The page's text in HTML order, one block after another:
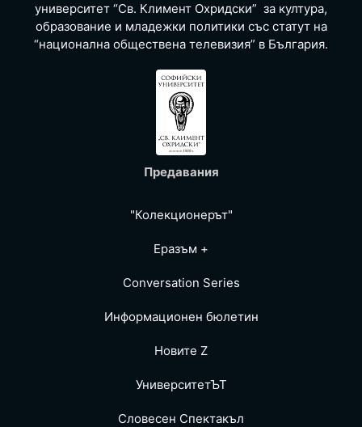
университет “Св. Климент Охридски” за култура,
образование и младежки политики със статут на
“национална обществена телевизия” в България.
Предавания
"Колекционерът"
Еразъм +
Conversation Series
Информационен бюлетин
Новите Z
УниверситетЪТ
Словесен Спектакъл